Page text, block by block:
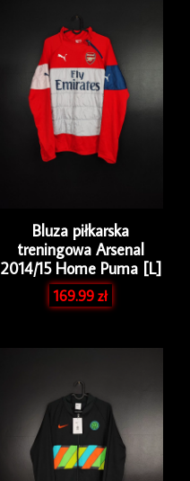
Bluza piłkarska
treningowa Arsenal
2014/15 Home Puma [L]
169.99zł